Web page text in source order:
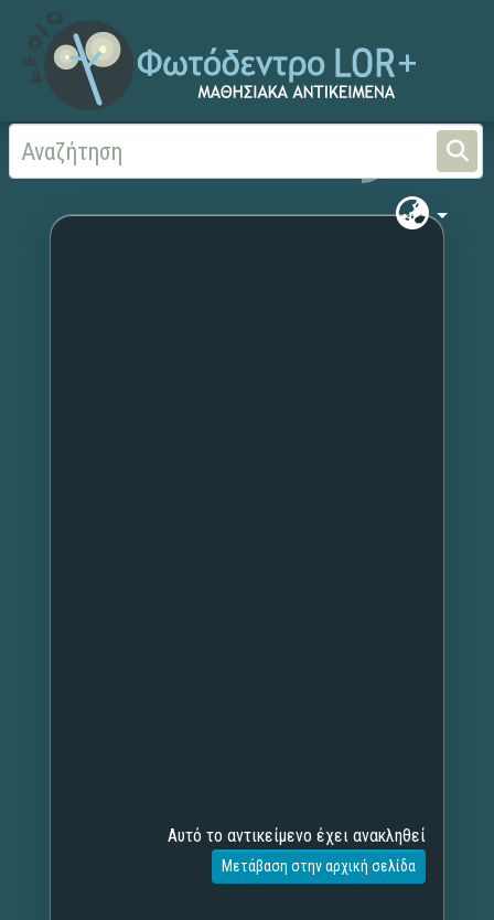
Αρχική Χωρίς τίτλο
Αυτό το αντικείμενο έχει ανακληθεί
Μετάβαση στην αρχική σελίδα